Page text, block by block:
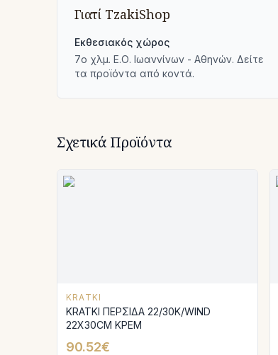
Γιατί TzakiShop
Εκθεσιακός χώρος
7ο χλμ. Ε.Ο. Ιωαννίνων - Αθηνών. Δείτε
τα προϊόντα από κοντά.
Σχετικά Προϊόντα
KRATKI
KRATKI ΠΕΡΣΙΔΑ 22/30K/WIND
22X30CM ΚΡΕΜ
90.52€